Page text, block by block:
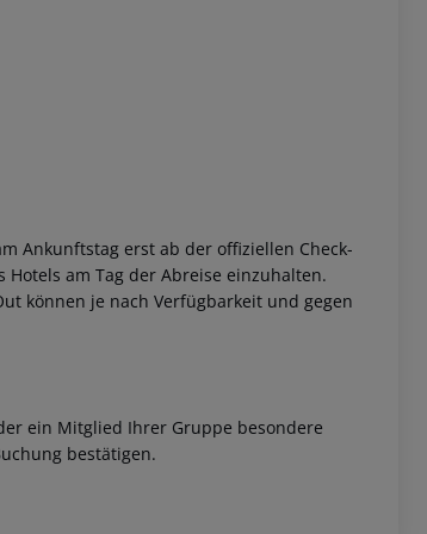
Ankunftstag erst ab der offiziellen Check-
am Tag der Abreise einzuhalten.
können je nach Verfügbarkeit und gegen
ein Mitglied Ihrer Gruppe besondere
bestätigen.